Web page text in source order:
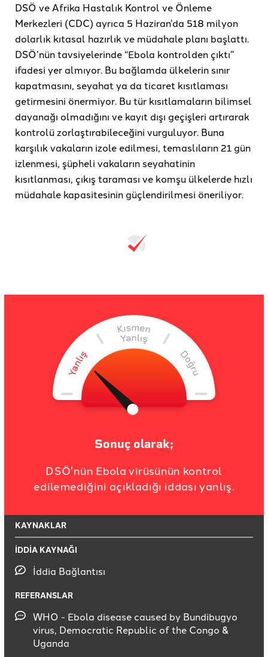
DSÖ ve Afrika Hastalık Kontrol ve Önleme
Merkezleri (CDC) ayrıca 5 Haziran’da 518 milyon
dolarlık kıtasal hazırlık ve müdahale planı başlattı.
DSÖ’nün tavsiyelerinde “Ebola kontrolden çıktı”
ifadesi yer almıyor. Bu bağlamda ülkelerin sınır
kapatmasını, seyahat ya da ticaret kısıtlaması
getirmesini önermiyor. Bu tür kısıtlamaların bilimsel
dayanağı olmadığını ve kayıt dışı geçişleri artırarak
kontrolü zorlaştırabileceğini vurguluyor. Buna
karşılık vakaların izole edilmesi, temaslıların 21 gün
izlenmesi, şüpheli vakaların seyahatinin
kısıtlanması, çıkış taraması ve komşu ülkelerde hızlı
müdahale kapasitesinin güçlendirilmesi öneriliyor.
Sonuç olarak;
DSÖ'nün Ebola virüsünün kontrol
edilemediğini açıkladığı iddası yanlış.
KAYNAKLAR
İDDİA KAYNAĞI
İddia Bağlantısı
REFERANSLAR
WHO - Ebola disease caused by Bundibugyo
virus, Democratic Republic of the Congo &
Uganda